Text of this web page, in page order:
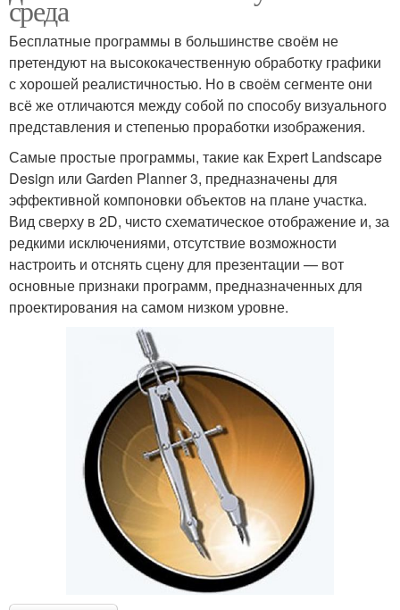
среда
Бесплатные программы в большинстве своём не
претендуют на высококачественную обработку графики
с хорошей реалистичностью. Но в своём сегменте они
всё же отличаются между собой по способу визуального
представления и степенью проработки изображения.
Самые простые программы, такие как Expert Landscape
Design или Garden Planner 3, предназначены для
эффективной компоновки объектов на плане участка.
Вид сверху в 2D, чисто схематическое отображение и, за
редкими исключениями, отсутствие возможности
настроить и отснять сцену для презентации — вот
основные признаки программ, предназначенных для
проектирования на самом низком уровне.